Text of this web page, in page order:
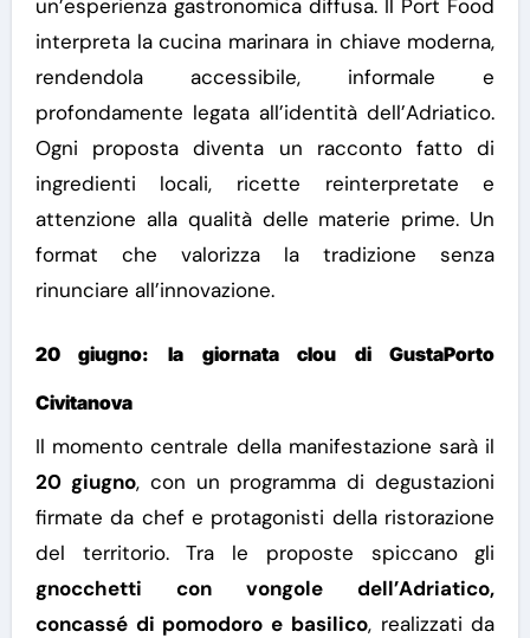
un’esperienza gastronomica diffusa. Il Port Food
interpreta la cucina marinara in chiave moderna,
rendendola accessibile, informale e
profondamente legata all’identità dell’Adriatico.
Ogni proposta diventa un racconto fatto di
ingredienti locali, ricette reinterpretate e
attenzione alla qualità delle materie prime. Un
format che valorizza la tradizione senza
rinunciare all’innovazione.
20 giugno: la giornata clou di GustaPorto
Civitanova
Il momento centrale della manifestazione sarà il
20 giugno, con un programma di degustazioni
firmate da chef e protagonisti della ristorazione
del territorio.Tra le proposte spiccano gli
gnocchetti con vongole dell’Adriatico,
concassé di pomodoro e basilico, realizzati da